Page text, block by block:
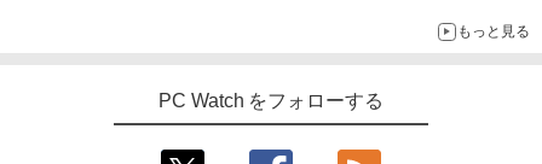
もっと見る
PC Watch をフォローする